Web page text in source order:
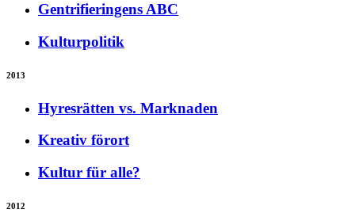
Gentrifieringens ABC
Kulturpolitik
2013
Hyresrätten vs. Marknaden
Kreativ förort
Kultur für alle?
2012